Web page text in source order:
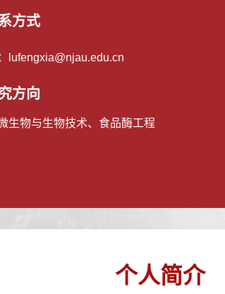
方式
lufengxia@njau.edu.cn
方向
生物与生物技术、食品酶工程
个人简介